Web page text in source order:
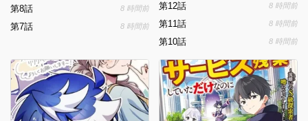
第8話 8 時間前
第7話 8 時間前
第12話 8 時間前
第11話 8 時間前
第10話 8 時間前